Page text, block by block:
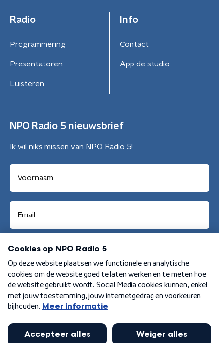
Radio
Programmering
Presentatoren
Luisteren
Info
Contact
App de studio
NPO Radio 5 nieuwsbrief
Ik wil niks missen van NPO Radio 5!
Aanmelden
Algemene voorwaarden